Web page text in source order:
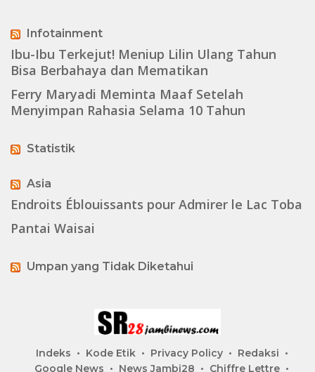
Infotainment
Ibu-Ibu Terkejut! Meniup Lilin Ulang Tahun
Bisa Berbahaya dan Mematikan
Ferry Maryadi Meminta Maaf Setelah
Menyimpan Rahasia Selama 10 Tahun
Statistik
Asia
Endroits Éblouissants pour Admirer le Lac Toba
Pantai Waisai
Umpan yang Tidak Diketahui
Indeks Kode Etik Privacy Policy
Redaksi
Google News
News Jambi28 Chiffre Lettre